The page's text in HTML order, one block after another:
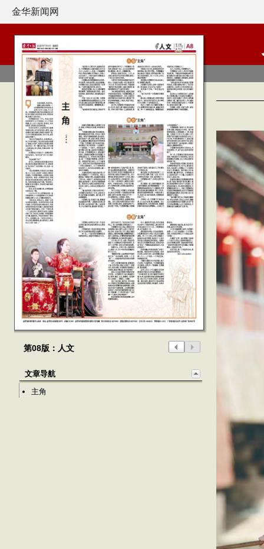
金华新闻网
第08版：人文
文章导航
主角